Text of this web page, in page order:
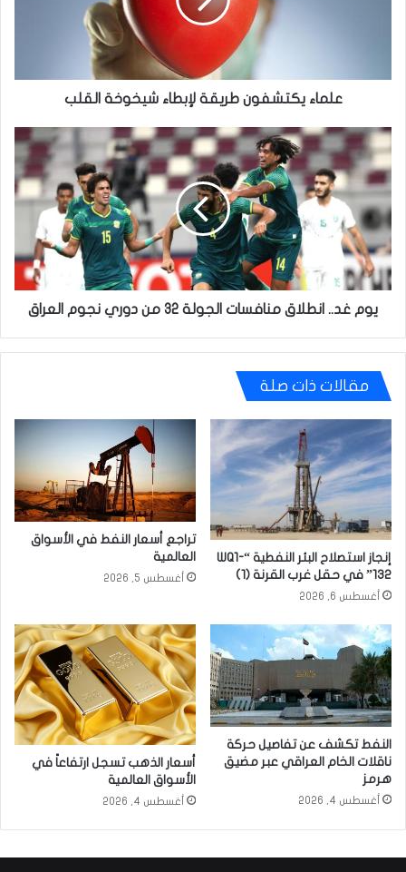
علماء يكتشفون طريقة لإبطاء شيخوخة القلب
يوم
غد..
انطلاق
منافسات
الجولة
32
من
دوري
نجوم
العراق
يوم غد.. انطلاق منافسات الجولة 32 من دوري نجوم العراق
مقالات ذات صلة
إنجاز استصلاح البئر النفطية “WQ1-
132” في حقل غرب القرنة (1)
أغسطس 6, 2026
تراجع أسعار النفط في الأسواق
العالمية
أغسطس 5, 2026
النفط تكشف عن تفاصيل حركة
ناقلات الخام العراقي عبر مضيق
هرمز
أغسطس 4, 2026
أسعار الذهب تسجل ارتفاعاً في
الأسواق العالمية
أغسطس 4, 2026